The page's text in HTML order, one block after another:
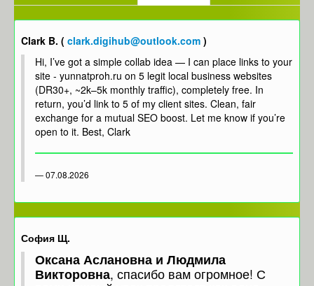
Финансово-хозяйственная
деятельность
Вакантные места для приема
Стипендии и иные виды
материальной поддержки
Международное сотрудничество
Организация питания в
образовательной организации
Образовательные стандарты и
требования
Clark B. ( clark.digihub@outlook.com )
Hi, I’ve got a simple collab idea — I can place links to your
site - yunnatproh.ru on 5 legit local business websites
(DR30+, ~2k–5k monthly traffic), completely free. In
return, you’d link to 5 of my client sites. Clean, fair
exchange for a mutual SEO boost. Let me know if you’re
open to it. Best, Clark
07.08.2026
София Щ.
Оксана Аслановна и Людмила
Викторовна, спасибо вам огромное! С